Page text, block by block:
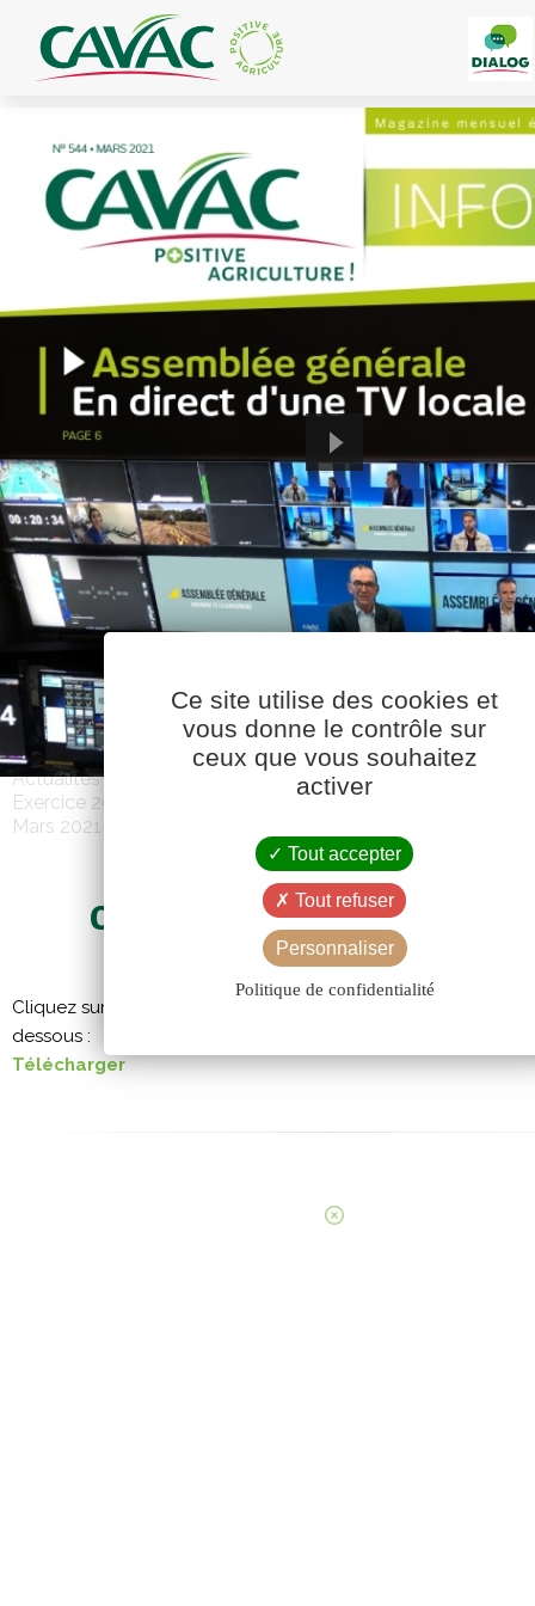
Actualités
Exercice 2020-2021
Mars 2021
CAVAC INFOS 544 – MARS
Cliquez sur l’image pour afficher le PDF, ou téléchargez-le à
dessous :
Télécharger
Panneau de gestion des cookies
Ce site utilise des cookies et
vous donne le contrôle sur
ceux que vous souhaitez
activer
Tout accepter
Tout refuser
Personnaliser
Politique de confidentialité